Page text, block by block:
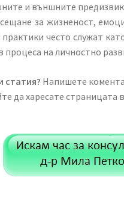
и външните
за жизненост,
често служат
на личностно
статия? Напишете
да харесате